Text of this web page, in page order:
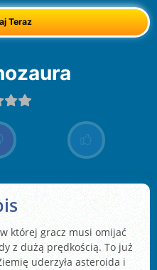
Teraz
której gracz musi omijać
z dużą prędkością. To już
uderzyła asteroida i